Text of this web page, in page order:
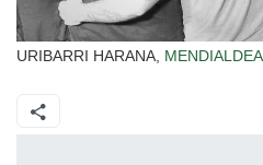
URIBARRI HARANA, MENDIALDEA